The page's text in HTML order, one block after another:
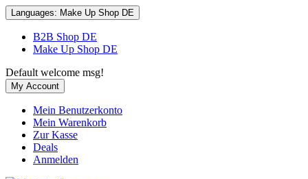
Languages: Make Up Shop DE
B2B Shop DE
Make Up Shop DE
Default welcome msg!
My Account
Mein Benutzerkonto
Mein Warenkorb
Zur Kasse
Deals
Anmelden